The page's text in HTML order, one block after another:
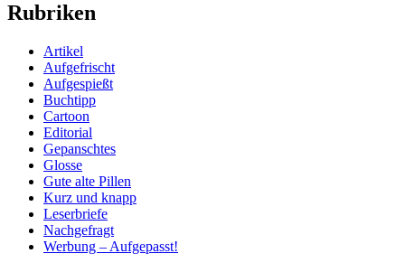
Rubriken
Artikel
Aufgefrischt
Aufgespießt
Buchtipp
Cartoon
Editorial
Gepanschtes
Glosse
Gute alte Pillen
Kurz und knapp
Leserbriefe
Nachgefragt
Werbung – Aufgepasst!